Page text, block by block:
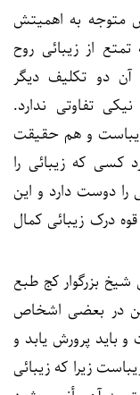
متوجه به اهمیتش
از زیبائی روح
دو تکلیف دیگر
تفاوتی ندارد.
و هم حقیقت
که زیبائی را
دوست دارد و این
درک زیبائی کمال
بزرگوار کج طبع
در بعضی اشخاص
باید پرورش یابد و
زیرا که زیبائی